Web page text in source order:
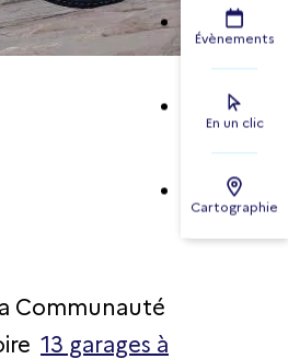
Évènements
En un clic
Cartographie
Communauté
13 garages à